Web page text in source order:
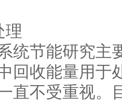
统节能研究主
回收能量用于
直不受重视。